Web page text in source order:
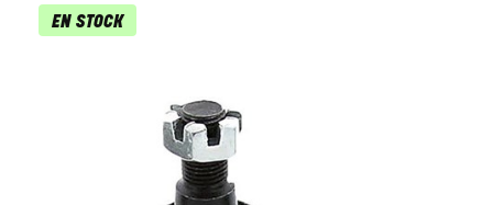
EN STOCK